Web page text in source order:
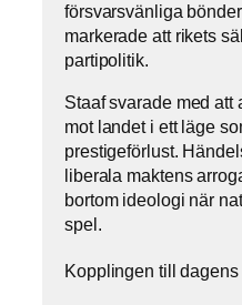
försvarsvänliga
markerade att rikets
partipolitik.
Staaf svarade med att
mot landet i ett läge
prestigeförlust.
liberala maktens
bortom ideologi när
spel.
Kopplingen till